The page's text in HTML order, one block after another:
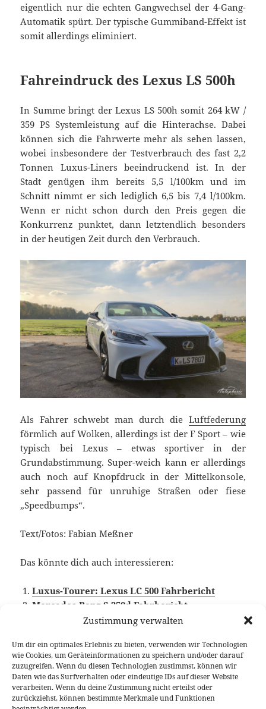
Zustimmung verwalten
Um dir ein optimales Erlebnis zu bieten, verwenden wir Technologien
wie Cookies, um Geräteinformationen zu speichern und/oder darauf
zuzugreifen. Wenn du diesen Technologien zustimmst, können wir
Daten wie das Surfverhalten oder eindeutige IDs auf dieser Website
verarbeiten. Wenn du deine Zustimmung nicht erteilst oder
zurückziehst, können bestimmte Merkmale und Funktionen
eigentlich nur die echten Gangwechsel der 4-Gang-
Automatik spürt. Der typische Gummiband-Effekt ist
somit allerdings eliminiert.
Fahreindruck des Lexus LS 500h
In Summe bringt der Lexus LS 500h somit 264 kW /
359 PS Systemleistung auf die Hinterachse. Dabei
können sich die Fahrwerte mehr als sehen lassen,
wobei insbesondere der Testverbrauch des fast 2,2
Tonnen Luxus-Liners beeindruckend ist. In der
Stadt genügen ihm bereits 5,5 l/100km und im
Schnitt nimmt er sich lediglich 6,5 bis 7,4 l/100km.
Wenn er nicht schon durch den Preis gegen die
Konkurrenz punktet, dann letztendlich besonders
in der heutigen Zeit durch den Verbrauch.
Als Fahrer schwebt man durch die Luftfederung
förmlich auf Wolken, allerdings ist der F Sport – wie
typisch bei Lexus – etwas sportiver in der
Grundabstimmung. Super-weich kann er allerdings
auch noch auf Knopfdruck in der Mittelkonsole,
sehr passend für unruhige Straßen oder fiese
„Speedbumps“.
Text/Fotos: Fabian Meßner
Das könnte dich auch interessieren:
Luxus-Tourer: Lexus LC 500 Fahrbericht
Mercedes-Benz S 350d Fahrbericht
Veröffentlicht
am
16. November 2018 Autor
Fabian Meßner Kategorien
Fahrberichte
Lexus,Luxuslimousine,Video Fahrbericht
Beitragsnavigation
VORHERIGER